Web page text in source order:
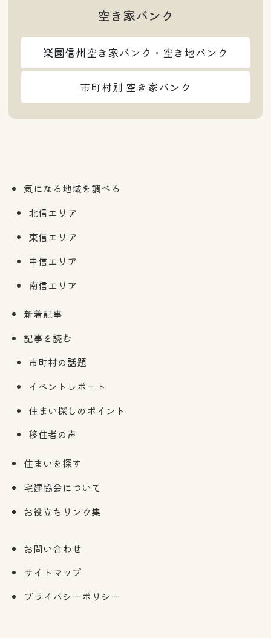
空き家バンク
楽園信州空き家バンク・空き地バンク
市町村別 空き家バンク
気になる地域を調べる
北信エリア
東信エリア
中信エリア
南信エリア
新着記事
記事を読む
市町村の話題
イベントレポート
住まい探しのポイント
移住者の声
住まいを探す
宅建協会について
お役立ちリンク集
お問い合わせ
サイトマップ
プライバシーポリシー